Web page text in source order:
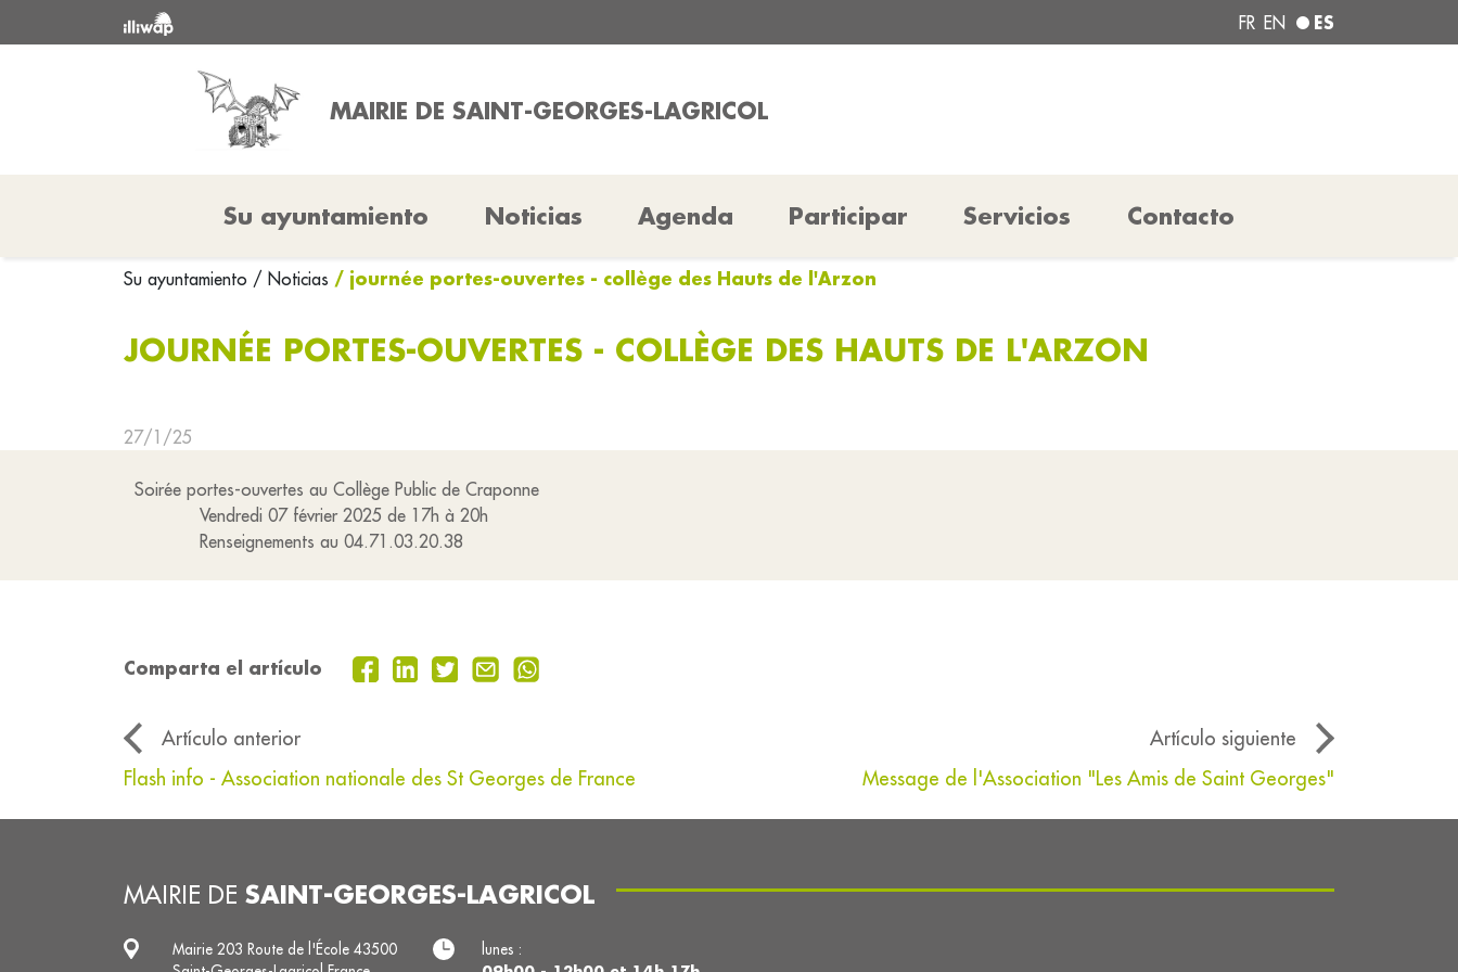
FR EN ES
MAIRIE DE SAINT-GEORGES-LAGRICOL
Su ayuntamiento Noticias Agenda Participar Servicios Contacto
Su ayuntamiento / Noticias / journée portes-ouvertes - collège des Hauts de l'Arzon
JOURNÉE PORTES-OUVERTES - COLLÈGE DES HAUTS DE L'ARZON
27/1/25
Soirée portes-ouvertes au Collège Public de Craponne
Vendredi 07 février 2025 de 17h à 20h
Renseignements au 04.71.03.20.38
Comparta el artículo
Artículo anterior
Artículo siguiente
Flash info - Association nationale des St Georges de France
Message de l'Association "Les Amis de Saint Georges"
MAIRIE DE SAINT-GEORGES-LAGRICOL
Mairie 203 Route de l'École 43500
lunes :